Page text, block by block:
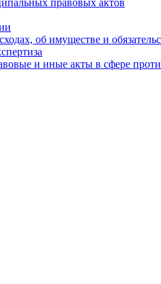
правовых актов
об имуществе и
и иные акты в сфере